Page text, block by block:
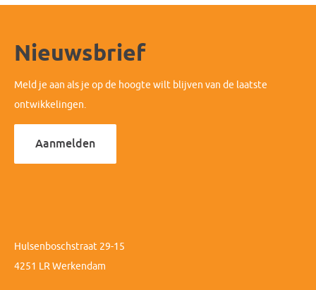
Nieuwsbrief
Meld je aan als je op de hoogte wilt blijven van de laatste
ontwikkelingen.
Aanmelden
Hulsenboschstraat 29-15
4251 LR Werkendam